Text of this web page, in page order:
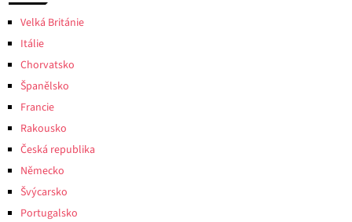
Velká Británie
Itálie
Chorvatsko
Španělsko
Francie
Rakousko
Česká republika
Německo
Švýcarsko
Portugalsko